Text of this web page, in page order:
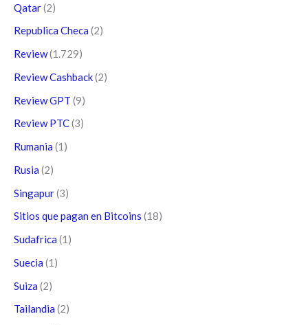
Qatar(2)
Republica Checa (2)
Review(1.729)
Review Cashback(2)
Review GPT (9)
Review PTC(3)
Rumania (1)
Rusia (2)
Singapur(3)
Sitios que pagan en Bitcoins (18)
Sudafrica (1)
Suecia (1)
Suiza (2)
Tailandia (2)